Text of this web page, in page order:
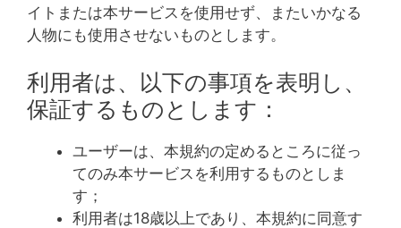
イトまたは本サービスを使用せず、またいかなる
人物にも使用させないものとします。
利用者は、以下の事項を表明し、
保証するものとします：
ユーザーは、本規約の定めるところに従っ
てのみ本サービスを利用するものとしま
す；
利用者は18歳以上であり、本規約に同意す